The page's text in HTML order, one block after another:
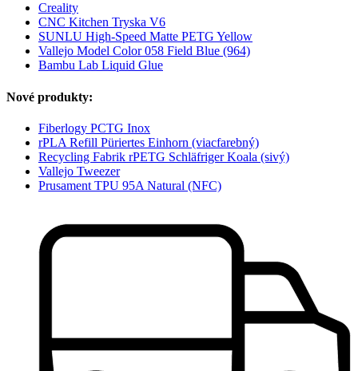
Creality
CNC Kitchen Tryska V6
SUNLU High-Speed Matte PETG Yellow
Vallejo Model Color 058 Field Blue (964)
Bambu Lab Liquid Glue
Nové produkty:
Fiberlogy PCTG Inox
rPLA Refill Püriertes Einhorn (viacfarebný)
Recycling Fabrik rPETG Schläfriger Koala (sivý)
Vallejo Tweezer
Prusament TPU 95A Natural (NFC)